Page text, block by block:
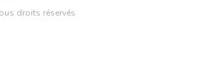
droits réservés